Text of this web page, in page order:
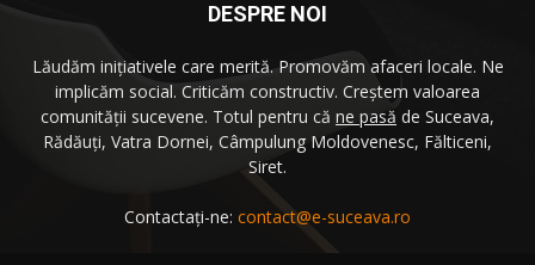
DESPRE NOI
Lăudăm iniţiativele care merită. Promovăm afaceri locale. Ne
implicăm social. Criticăm constructiv. Creştem valoarea
comunităţii sucevene. Totul pentru că ne pasă de Suceava,
Rădăuţi, Vatra Dornei, Câmpulung Moldovenesc, Fălticeni,
Siret.
Contactați-ne: contact@e-suceava.ro